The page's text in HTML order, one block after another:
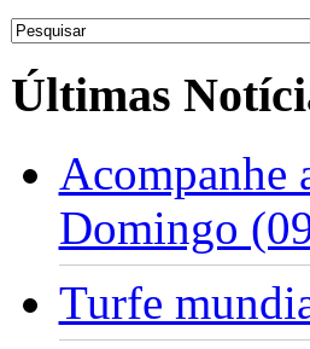
Últimas
Acompanhe
Domingo
Turfe